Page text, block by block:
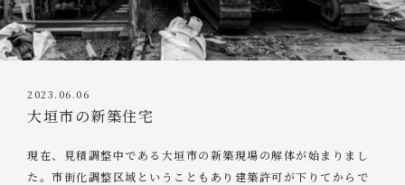
2023.06.06
大垣市の新築住宅
現在、見積調整中である大垣市の新築現場の解体が始まりまし
た。市街化調整区域ということもあり建築許可が下りてからで